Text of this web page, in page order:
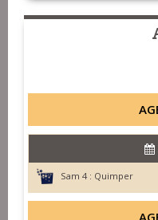
Sam 4 : Quimper